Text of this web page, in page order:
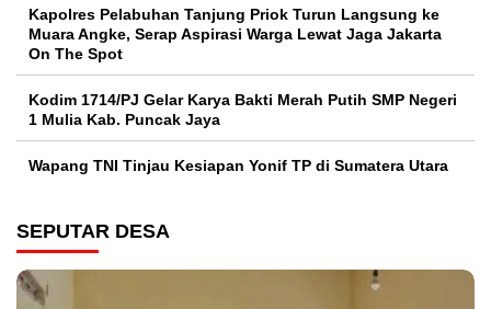
Kapolres Pelabuhan Tanjung Priok Turun Langsung ke
Muara Angke, Serap Aspirasi Warga Lewat Jaga Jakarta
On The Spot
Kodim 1714/PJ Gelar Karya Bakti Merah Putih SMP Negeri
1 Mulia Kab. Puncak Jaya
Wapang TNI Tinjau Kesiapan Yonif TP di Sumatera Utara
SEPUTAR DESA